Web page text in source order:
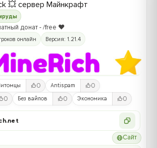
💥 сервер Майнкрафт
донат - /free ❤️
онлайн Версия: 1.21.4
0 Antispam 0
0 Без вайпов 0 Экономика 0
Сайт